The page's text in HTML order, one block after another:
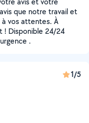
que notre travail et
vos attentes. À
! Disponible 24/24
.
1/5